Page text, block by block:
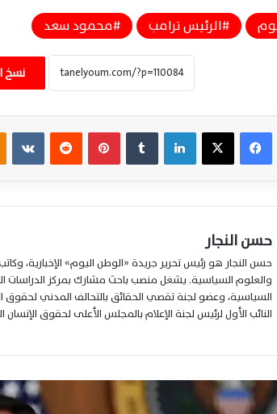
الرئيس ترامب محمود سعد
نسخ
فيسبوك ‫X لينكدإن بينتيريست ‏VKontakte
حسن النجار
حسن النجار هو رئيس تحرير جريدة «الوطن اليوم»
والعلوم السياسية. يشغل منصب باحث مشارك بمركز الدراسات
السياسية، وعضو لجنة تقصي الحقائق بالتحالف المدني لحقوق
النائب الأول لرئيس لجنة الإعلام بالمجلس الأعلى لحقوق الإنسان